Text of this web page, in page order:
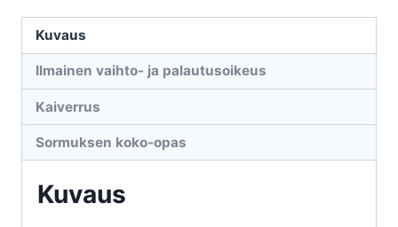
määrä
Kuvaus
Ilmainen vaihto- ja palautusoikeus
Kaiverrus
Sormuksen koko-opas
Kuvaus